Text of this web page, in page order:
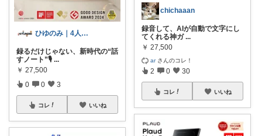
ひゆのみ｜4人兄弟の暮らしアイテム
録るだけじゃない、新時代の“話
すノート”🎙 ...
￥ 27,500
0 0 3
コレ いいね
chichaaan
録音して、AIが自動で文字にし
てくれる神ガ ...
￥ 27,500
ar さんのコレ！
2 0 30
コレ いいね